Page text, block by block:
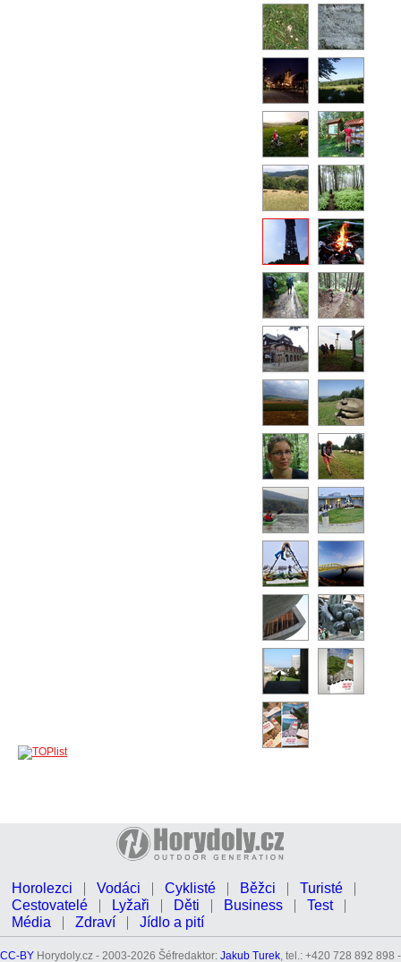
Horolezci Vodáci Cyklisté Běžci
Turisté
Cestovatelé
Lyžaři Děti Business
Test
Média
Zdraví Jídlo a pití
CC-BY Horydoly.cz - 2003-2026 Šéfredaktor: Jakub Turek, tel.: +420 728 892 898 -